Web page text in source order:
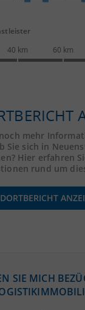
40 km 60 km
mehr
Sie sich in
Hier erfahren
rund um
12/2019)
SIE MICH